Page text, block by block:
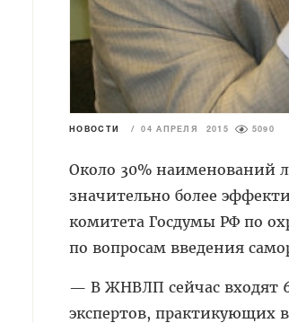
НОВОСТИ / 04 АПРЕЛЯ 2015 5090
Около 30% наименований
значительно более
комитета Госдумы РФ по
по вопросам введения
— В ЖНВЛП сейчас входят
экспертов, практикующих